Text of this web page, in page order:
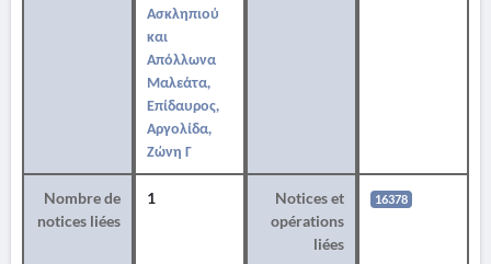
Ασκληπιού
και
Απόλλωνα
Μαλεάτα,
Επίδαυρος,
Αργολίδα,
Ζώνη Γ
Nombre de
notices liées
1
Notices et
opérations
liées
16378